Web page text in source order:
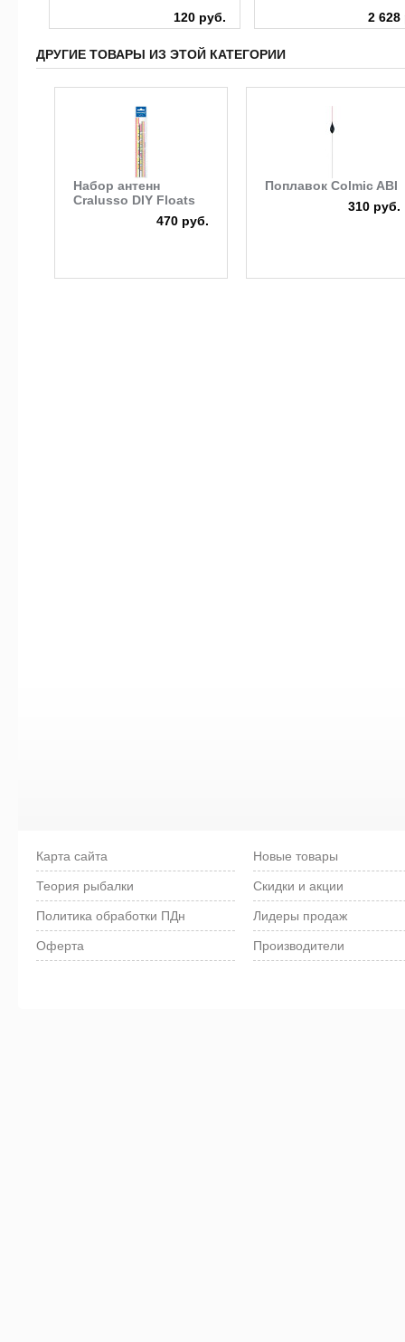
120 руб.
2 628
ДРУГИЕ ТОВАРЫ ИЗ ЭТОЙ КАТЕГОРИИ
Набор антенн
Cralusso DIY Floats
470 руб.
Поплавок Colmic ABI
310 руб.
Карта сайта
Теория рыбалки
Политика обработки ПДн
Оферта
Новые товары
Скидки и акции
Лидеры продаж
Производители